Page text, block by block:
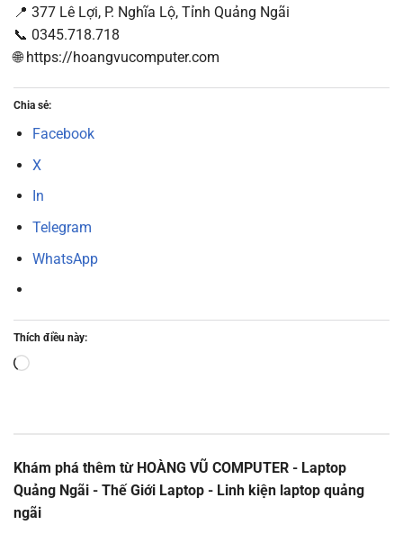
📍 377 Lê Lợi, P. Nghĩa Lộ, Tỉnh Quảng Ngãi
📞 0345.718.718
🌐 https://hoangvucomputer.com
Chia sẻ:
Facebook
X
In
Telegram
WhatsApp
Thích điều này:
Đang
Khám phá thêm từ HOÀNG VŨ COMPUTER - Laptop
Quảng Ngãi - Thế Giới Laptop - Linh kiện laptop quảng
ngãi